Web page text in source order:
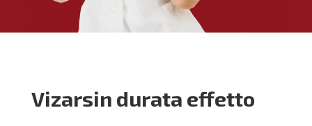
Vizarsin durata effetto